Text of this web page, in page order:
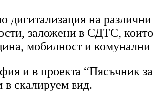
на
заложени в СДТС,
мобилност и комунални
и в проекта “Пясъчник
в скалируем вид.